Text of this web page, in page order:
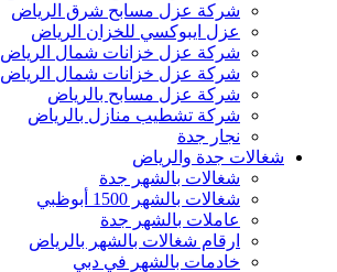
شركة عزل مسابح شرق الرياض
عزل ايبوكسي للخزان الرياض
شركة عزل خزانات شمال الرياض
شركة عزل خزانات شمال الرياض
شركة عزل مسابح بالرياض
شركة تشطيب منازل بالرياض
نجار جدة
شغالات جدة والرياض
شغالات بالشهر جدة
شغالات بالشهر 1500 أبوظبي
عاملات بالشهر جدة
ارقام شغالات بالشهر بالرياض
خادمات بالشهر في دبي